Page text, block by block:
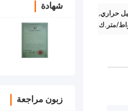
شهادة
زبون مراجعة
,